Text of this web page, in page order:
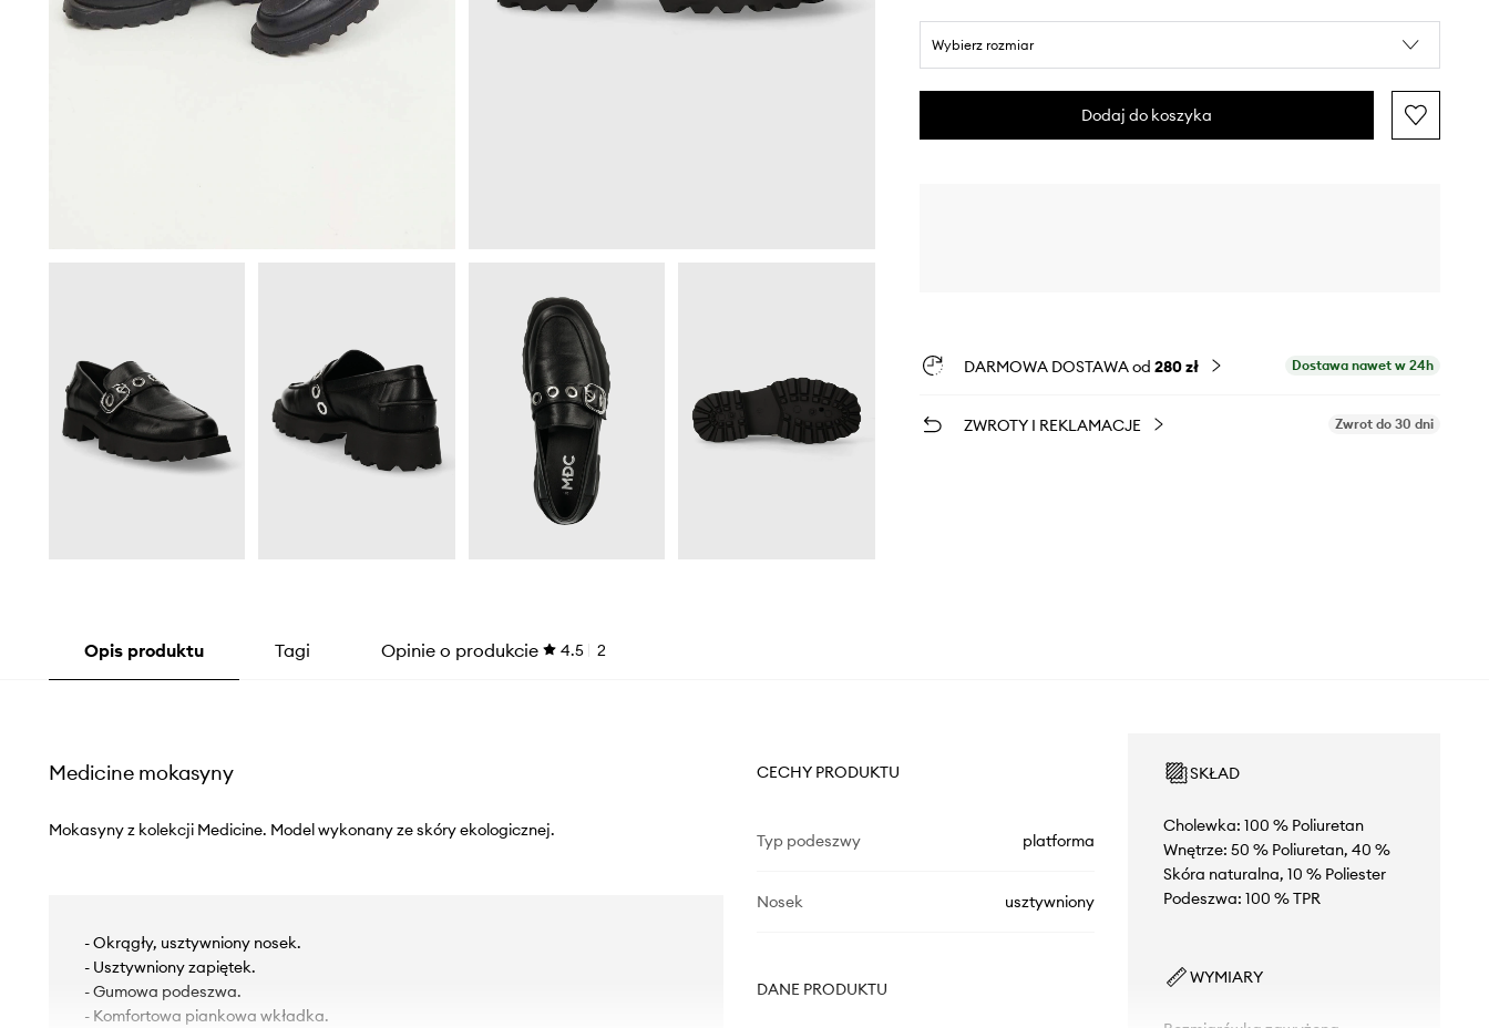
Wybierz rozmiar
Dodaj do koszyka
DARMOWA DOSTAWA od 280 zł Dostawa nawet w 24h
ZWROTY I REKLAMACJE Zwrot do 30 dni
Opis produktu Tagi Opinie o produkcie 4.5 2
Medicine mokasyny
Mokasyny z kolekcji Medicine. Model wykonany ze skóry ekologicznej.
- Okrągły, usztywniony nosek.
- Usztywniony zapiętek.
- Gumowa podeszwa.
- Komfortowa piankowa wkładka.
CECHY PRODUKTU
Typ podeszwy platforma
Nosek usztywniony
DANE PRODUKTU
SKŁAD
Cholewka: 100 % Poliuretan
Wnętrze: 50 % Poliuretan, 40 %
Skóra naturalna, 10 % Poliester
Podeszwa: 100 % TPR
WYMIARY